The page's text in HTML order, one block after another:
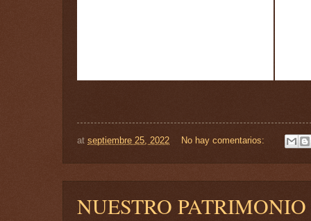
at septiembre 25, 2022 No hay comentarios:
NUESTRO PATRIMONIO